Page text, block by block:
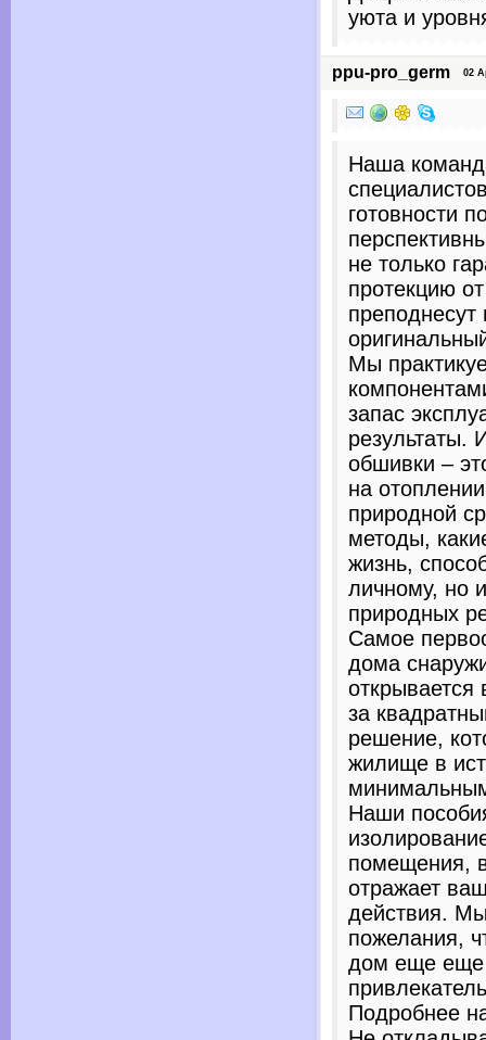
уюта и
ppu-pro_germ 02
Наша
готовности
не только
протекцию
Мы
запас
результаты.
обшивки –
на
природной
методы,
жизнь,
личному, но
природных
Самое
дома
открывается
за
решение,
жилище в
Наши
помещения,
отражает
действия.
пожелания,
дом еще еще
Подробнее